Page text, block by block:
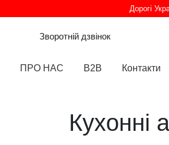
Дорогі
Зворотній дзвінок
ПРО НАС B2B Контакти
Кухонні